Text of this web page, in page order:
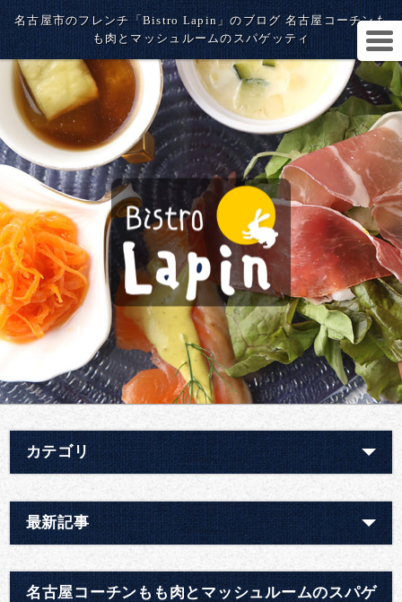
名古屋市のフレンチ「Bistro Lapin」のブログ 名古屋コーチンも
も肉とマッシュルームのスパゲッティ
カテゴリ
最新記事
名古屋コーチンもも肉とマッシュルームのスパゲ